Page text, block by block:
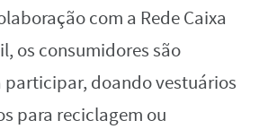
com a Rede Caixa
os consumidores são
participar, doando vestuários
para reciclagem ou